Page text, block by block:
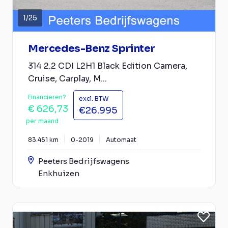
1/25
Mercedes-Benz Sprinter
314 2.2 CDI L2H1 Black Edition Camera,
Cruise, Carplay, M...
Financieren?
€ 626,73
per maand
excl. BTW
€26.995
83.451 km 0-2019 Automaat
Peeters Bedrijfswagens
Enkhuizen